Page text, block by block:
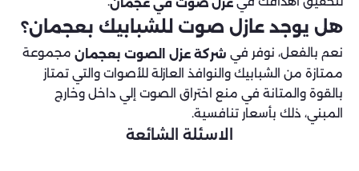
هل يوجد عازل صوت للشبابيك بعجمان؟
نعم بالفعل، نوفر في شركة عزل الصوت بعجمان مجموعة
ممتازة من الشبابيك والنوافذ العازلة للأصوات والتي تمتاز
بالقوة والمتانة في منع اختراق الصوت إلي داخل وخارج
المبني، ذلك بأسعار تنافسية.
الاسئلة الشائعة